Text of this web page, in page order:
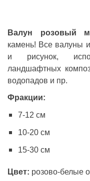
Валун розовый
камень! Все валуны
и рисунок,
ландшафтных
водопадов и пр.
Фракции:
7-12 см
10-20 см
15-30 см
Цвет: розово-белые